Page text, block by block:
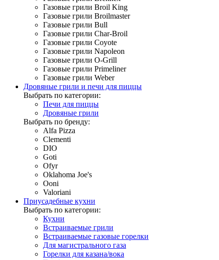
Газовые грили Broil King
Газовые грили Broilmaster
Газовые грили Bull
Газовые грили Char-Broil
Газовые грили Coyote
Газовые грили Napoleon
Газовые грили O-Grill
Газовые грили Primeliner
Газовые грили Weber
Дровяные грили и печи для пиццы
Выбрать по категории:
Печи для пиццы
Дровяные грили
Выбрать по бренду:
Alfa Pizza
Clementi
DIO
Goti
Ofyr
Oklahoma Joe's
Ooni
Valoriani
Приусадебные кухни
Выбрать по категории:
Кухни
Встраиваемые грили
Встраиваемые газовые горелки
Для магистрального газа
Горелки для казана/вока